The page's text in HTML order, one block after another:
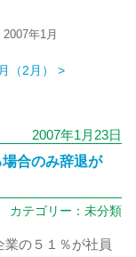
2007年1月
（2月） >
2007年1月23日
合のみ辞退が
カテゴリー： 未分類
の５１％が社員